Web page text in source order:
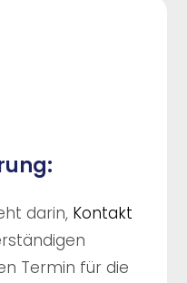
darin, Kontakt
Termin für die